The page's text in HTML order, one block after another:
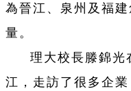
為晉江、泉州及福
量。
理大校長滕錦光
江，走訪了很多企